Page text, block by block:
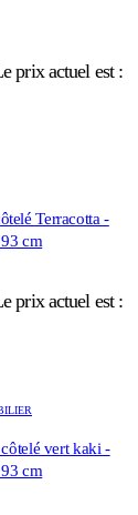
prix actuel est :
Terracotta -
cm
prix actuel est :
vert kaki -
cm